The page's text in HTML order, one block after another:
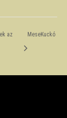
az MeseKuckó